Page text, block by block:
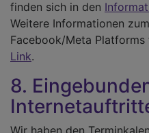
finden sich in den
Weitere Informationen
Facebook/Meta Platforms
Link.
8.
Wir haben den